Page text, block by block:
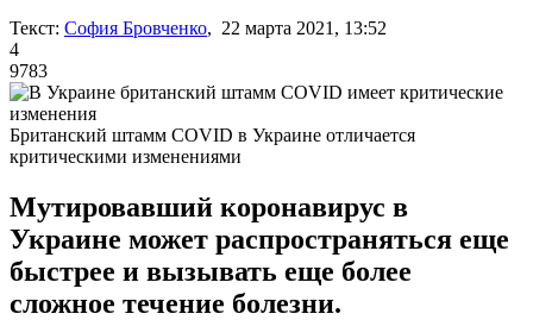
Текст: София Бровченко, 22 марта 2021, 13:52
4
9783
Британский штамм COVID в Украине отличается
критическими изменениями
Мутировавший коронавирус в
Украине может распространяться еще
быстрее и вызывать еще более
сложное течение болезни.